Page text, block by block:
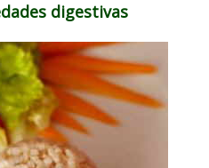
digestivas